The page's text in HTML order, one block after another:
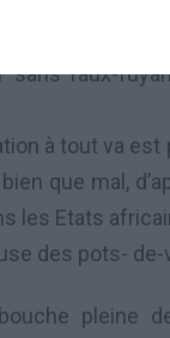
et
sans faux-
à tout va
que mal,
les Etats
des pots- de-
pleine